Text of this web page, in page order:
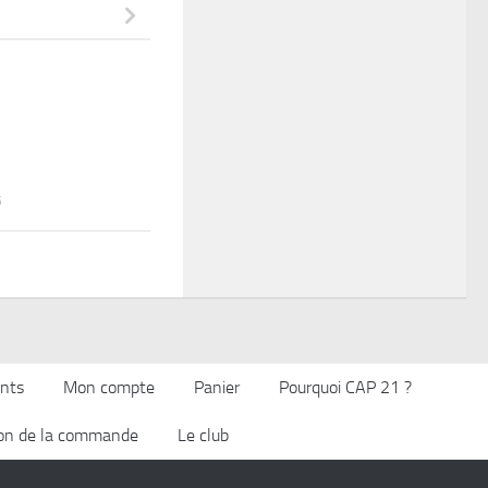
Mon compte Panier Pourquoi CAP 21 ?
de la commande Le club